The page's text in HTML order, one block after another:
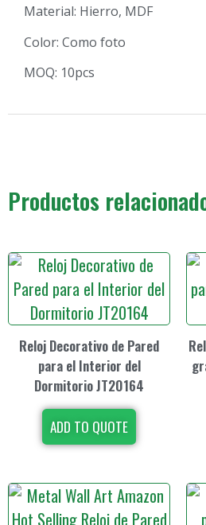
Material: Hierro, MDF
Color: Como foto
MOQ: 10pcs
Productos
Reloj Decorativo de Pared
para el Interior del
Dormitorio JT20164
ADD TO QUOTE